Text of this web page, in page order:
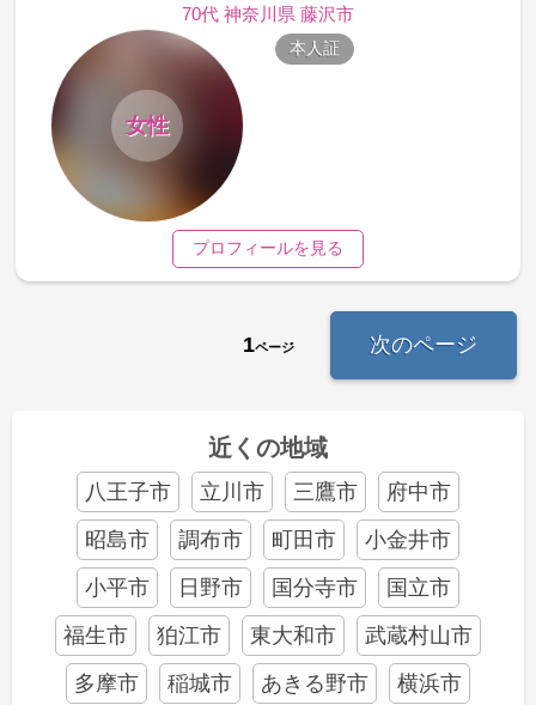
70代 神奈川県 藤沢市
女性
本人証
プロフィールを見る
1ページ 次のページ
近くの地域
八王子市 立川市 三鷹市
府中市
昭島市
調布市 町田市
小金井市
小平市
日野市 国分寺市
国立市
福生市
狛江市 東大和市
武蔵村山市
多摩市
稲城市 あきる野市
横浜市